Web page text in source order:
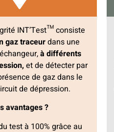
INT’Test™ consiste
gaz traceurdans une
à différents
et de détecter par
de gaz dans le
de dépression.
avantages ?
test à 100% grâce au